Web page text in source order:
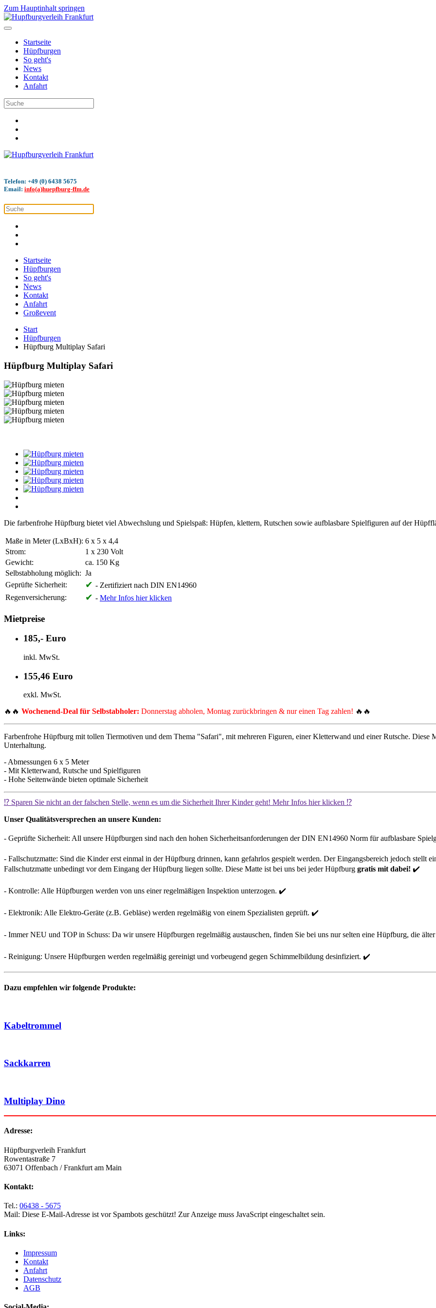
Zum Hauptinhalt springen
Startseite
Hüpfburgen
So geht's
News
Kontakt
Anfahrt
Telefon: +49 (0) 6438 5675
Email: info(a)huepfburg-ffm.de
Startseite
Hüpfburgen
So geht's
News
Kontakt
Anfahrt
Großevent
Start
Hüpfburgen
Hüpfburg Multiplay Safari
Hüpfburg Multiplay Safari
Die farbenfrohe Hüpfburg bietet viel Abwechslung und Spielspaß: Hüpfen, klettern, Rutschen sowie aufblasbare Spielfiguren auf der
Maße in Meter (LxBxH): 6 x 5 x 4,4
Strom:
1 x 230 Volt
Gewicht:
ca. 150 Kg
Selbstabholung möglich: Ja
Geprüfte Sicherheit:
✔ - Zertifiziert nach DIN EN14960
Regenversicherung:
✔ - Mehr Infos hier klicken
Mietpreise
185,- Euro
inkl. MwSt.
155,46 Euro
exkl. MwSt.
🔥🔥 Wochenend-Deal für Selbstabholer: Donnerstag abholen, Montag zurückbringen & nur einen Tag zahlen! 🔥🔥
Farbenfrohe Hüpfburg mit tollen Tiermotiven und dem Thema "Safari", mit mehreren Figuren, einer Kletterwand und einer Rutsche.
Unterhaltung.
- Abmessungen 6 x 5 Meter
- Mit Kletterwand, Rutsche und Spielfiguren
- Hohe Seitenwände bieten optimale Sicherheit
⁉️ Sparen Sie nicht an der falschen Stelle, wenn es um die Sicherheit Ihrer Kinder geht! Mehr Infos hier klicken ⁉️
Unser Qualitätsversprechen an unsere Kunden:
- Geprüfte Sicherheit: All unsere Hüpfburgen sind nach den hohen Sicherheitsanforderungen der DIN EN14960 Norm für aufblasbare
- Fallschutzmatte: Sind die Kinder erst einmal in der Hüpfburg drinnen, kann gefahrlos gespielt werden. Der Eingangsbereich jedoch stellt
Fallschutzmatte unbedingt vor dem Eingang der Hüpfburg liegen sollte. Diese Matte ist bei uns bei jeder Hüpfburg gratis mit dabei! ✔️
- Kontrolle: Alle Hüpfburgen werden von uns einer regelmäßigen Inspektion unterzogen. ✔️
- Elektronik: Alle Elektro-Geräte (z.B. Gebläse) werden regelmäßig von einem Spezialisten geprüft. ✔️
- Immer NEU und TOP in Schuss: Da wir unsere Hüpfburgen regelmäßig austauschen, finden Sie bei uns nur selten eine Hüpfburg, die
- Reinigung: Unsere Hüpfburgen werden regelmäßig gereinigt und vorbeugend gegen Schimmelbildung desinfiziert. ✔️
Dazu empfehlen wir folgende Produkte:
Kabeltrommel
Sackkarren
Multiplay Dino
Adresse:
Hüpfburgverleih Frankfurt
Rowentastraße 7
63071 Offenbach / Frankfurt am Main
Kontakt:
Tel.: 06438 - 5675
Mail: Diese E-Mail-Adresse ist vor Spambots geschützt! Zur Anzeige muss JavaScript eingeschaltet sein.
Links:
Impressum
Kontakt
Anfahrt
Datenschutz
AGB